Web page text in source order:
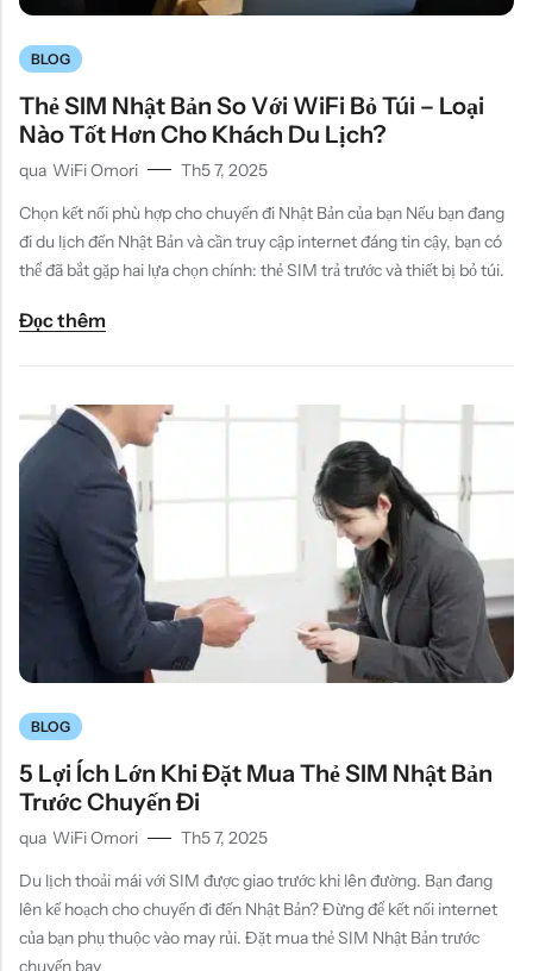
BLOG
Thẻ SIM Nhật Bản So Với WiFi Bỏ Túi – Loại
Nào Tốt Hơn Cho Khách Du Lịch?
qua WiFi Omori
Th5 7, 2025
Chọn kết nối phù hợp cho chuyến đi Nhật Bản của bạn Nếu bạn đang
đi du lịch đến Nhật Bản và cần truy cập internet đáng tin cậy, bạn có
thể đã bắt gặp hai lựa chọn chính: thẻ SIM trả trước và thiết bị bỏ túi.
Đọc thêm
BLOG
5 Lợi Ích Lớn Khi Đặt Mua Thẻ SIM Nhật Bản
Trước Chuyến Đi
qua WiFi Omori
Th5 7, 2025
Du lịch thoải mái với SIM được giao trước khi lên đường. Bạn đang
lên kế hoạch cho chuyến đi đến Nhật Bản? Đừng để kết nối internet
của bạn phụ thuộc vào may rủi. Đặt mua thẻ SIM Nhật Bản trước
chuyến bay